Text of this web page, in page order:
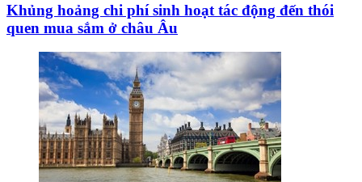
Khủng hoảng chi phí sinh hoạt tác động đến thói
quen mua sắm ở châu Âu